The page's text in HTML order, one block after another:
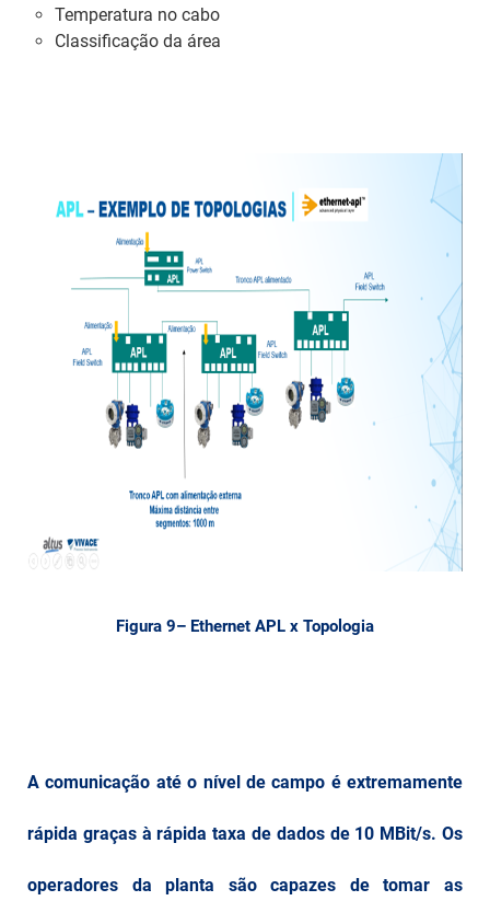
Temperatura no cabo
Classificação da área
Figura 9– Ethernet APL x Topologia
A comunicação até o nível de campo é extremamente
rápida graças à rápida taxa de dados de 10 MBit/s. Os
operadores da planta são capazes de tomar as